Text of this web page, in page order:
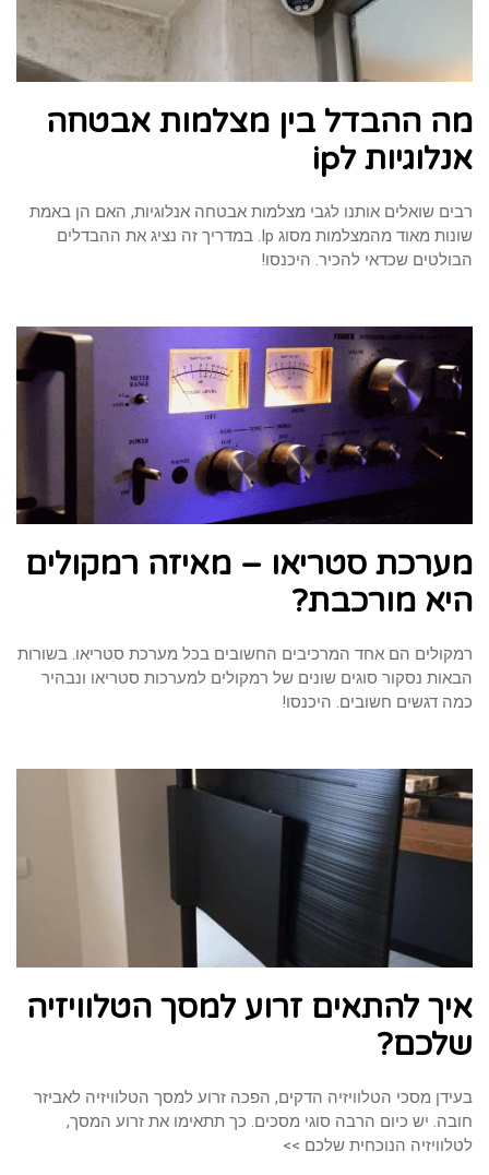
מה ההבדל בין מצלמות אבטחה
אנלוגיות לip
רבים שואלים אותנו לגבי מצלמות אבטחה אנלוגיות, האם הן באמת
שונות מאוד מהמצלמות מסוג Ip. במדריך זה נציג את ההבדלים
הבולטים שכדאי להכיר. היכנסו!
מערכת סטריאו – מאיזה רמקולים
היא מורכבת?
רמקולים הם אחד המרכיבים החשובים בכל מערכת סטריאו. בשורות
הבאות נסקור סוגים שונים של רמקולים למערכות סטריאו ונבהיר
כמה דגשים חשובים. היכנסו!
איך להתאים זרוע למסך הטלוויזיה
שלכם?
בעידן מסכי הטלוויזיה הדקים, הפכה זרוע למסך הטלוויזיה לאביזר
חובה. יש כיום הרבה סוגי מסכים. כך תתאימו את זרוע המסך,
לטלוויזיה הנוכחית שלכם >>